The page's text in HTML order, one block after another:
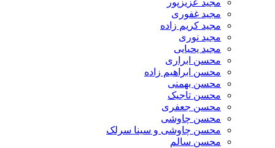
مجید غفوری
مجید کریم زاده
مجید نوری
مجید یحیایی
محسن ابراری
محسن ابراهیم زاده
محسن بهمنی
محسن تاجیک
محسن جعفری
محسن چاوشی
محسن چاوشی و سینا سرلک
محسن سالم